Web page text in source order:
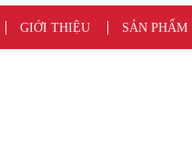
GIỚI THIỆU SẢN PHẨM